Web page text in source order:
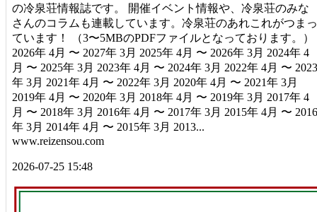
の冷泉荘情報誌です。 開催イベント情報や、冷泉荘のみな
さんのコラムも連載しています。冷泉荘のあれこれがつまっ
ています！ （3〜5MBのPDFファイルとなっております。）
2026年 4月 〜 2027年 3月 2025年 4月 〜 2026年 3月 2024年 4
月 〜 2025年 3月 2023年 4月 〜 2024年 3月 2022年 4月 〜 2023
年 3月 2021年 4月 〜 2022年 3月 2020年 4月 〜 2021年 3月
2019年 4月 〜 2020年 3月 2018年 4月 〜 2019年 3月 2017年 4
月 〜 2018年 3月 2016年 4月 〜 2017年 3月 2015年 4月 〜 2016
年 3月 2014年 4月 〜 2015年 3月 2013...
www.reizensou.com
2026-07-25 15:48